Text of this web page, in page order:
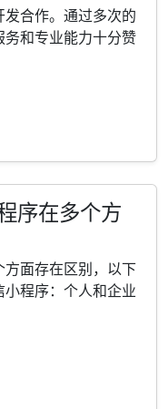
合作。通过多次的
和专业能力十分赞
序在多个方
面存在区别，以下
程序：个人和企业